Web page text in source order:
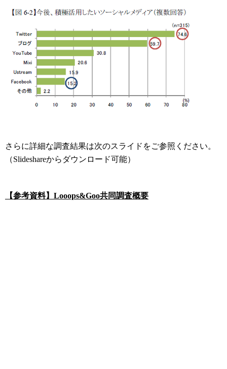
さらに詳細な調査結果は次のスライドをご参照ください。
（Slideshareからダウンロード可能）
【参考資料】Looops&Goo共同調査概要